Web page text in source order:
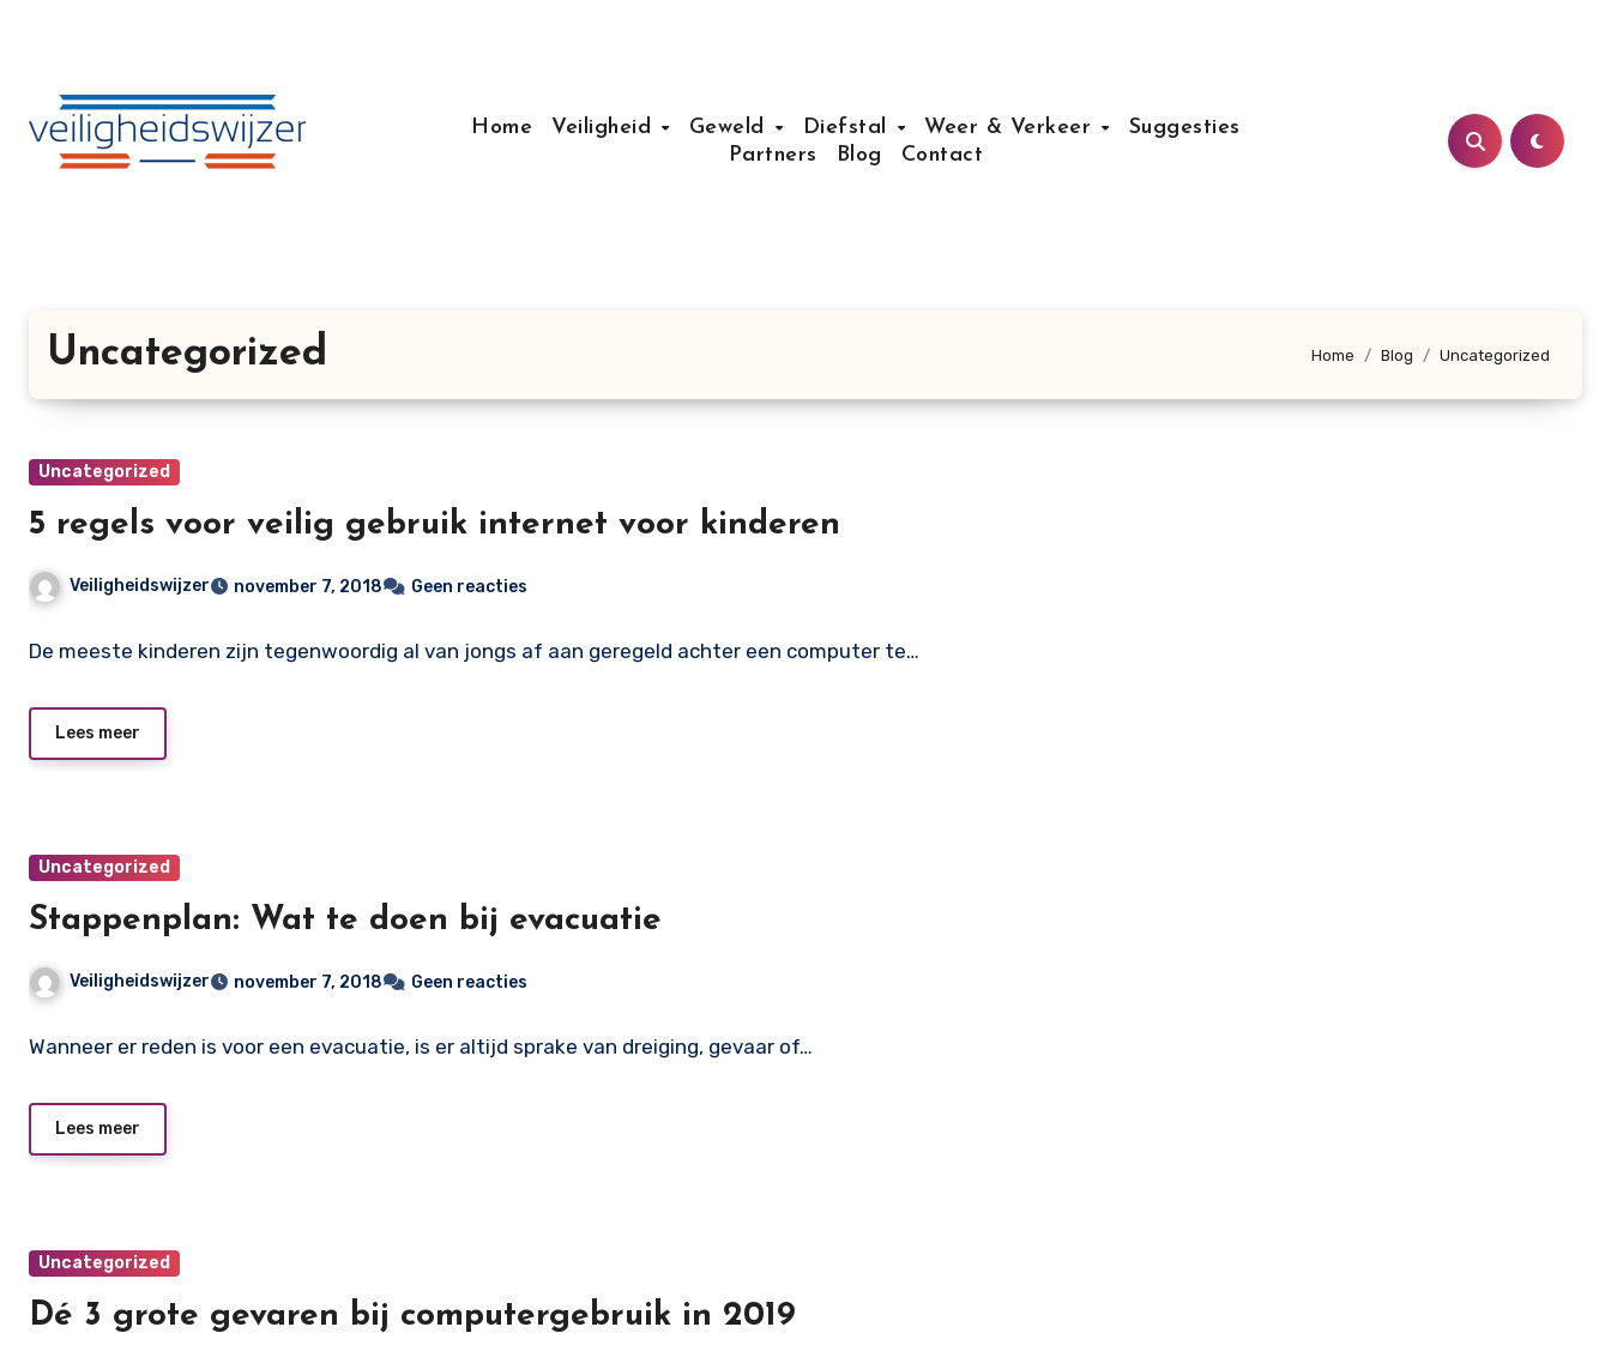
Home
Veiligheid Geweld Diefstal Weer & Verkeer
Suggesties
Partners
Blog Contact
Uncategorized Home Blog Uncategorized
Uncategorized
5 regels voor veilig gebruik internet voor kinderen
Veiligheidswijzer november 7, 2018 Geen reacties
De meeste kinderen zijn tegenwoordig al van jongs af aan geregeld achter een computer te…
Lees meer
Uncategorized
Stappenplan: Wat te doen bij evacuatie
Veiligheidswijzer november 7, 2018 Geen reacties
Wanneer er reden is voor een evacuatie, is er altijd sprake van dreiging, gevaar of…
Lees meer
Uncategorized
Dé 3 grote gevaren bij computergebruik in 2019